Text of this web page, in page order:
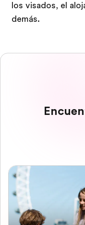
los visados, el
demás.